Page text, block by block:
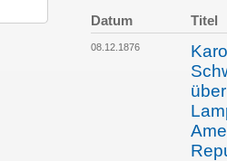
Datum Titel
08.12.1876